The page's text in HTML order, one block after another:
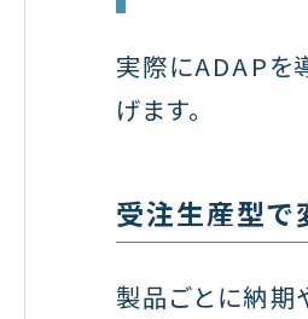
実際にADAPを
げます。
受注生産型で
製品ごとに納期